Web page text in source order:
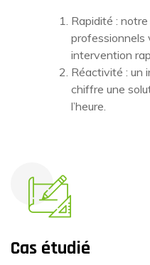
Rapidité :
professionnels
intervention
Réactivité : un
chiffre une
l’heure.
Cas étudié